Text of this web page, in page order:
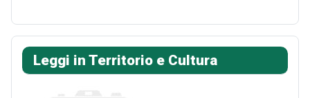
Leggi in Territorio e Cultura